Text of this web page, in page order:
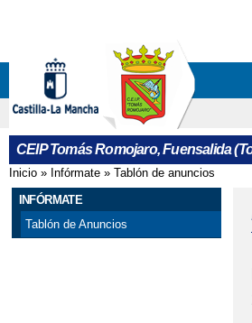
CEIP Tomás Romojaro, Fuensalida
Se encuentra usted
Inicio » Infórmate » Tablón de anuncios
INFÓRMATE
Tablón de Anuncios